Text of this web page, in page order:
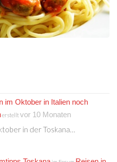
im Oktober in Italien noch
erstellt vor 10 Monaten
in der Toskana…